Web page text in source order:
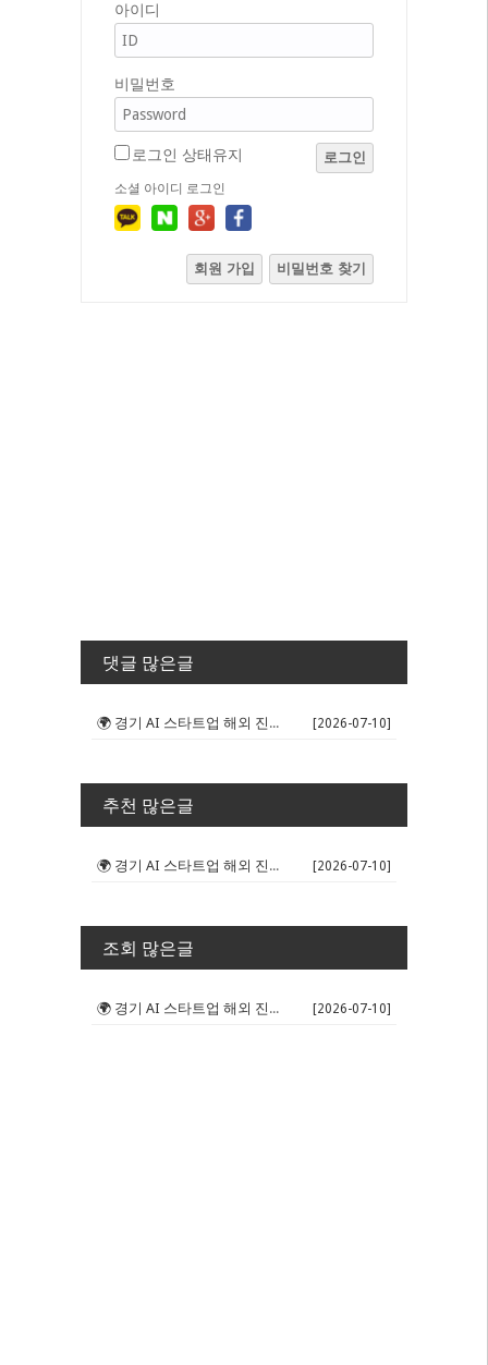
아이디
비밀번호
로그인 상태유지 로그인
소셜 아이디 로그인
회원 가입 비밀번호 찾기
댓글 많은글
🌍 경기 AI 스타트업 해외 진출 판... [2026-07-10]
추천 많은글
🌍 경기 AI 스타트업 해외 진출 판... [2026-07-10]
조회 많은글
🌍 경기 AI 스타트업 해외 진출 판... [2026-07-10]